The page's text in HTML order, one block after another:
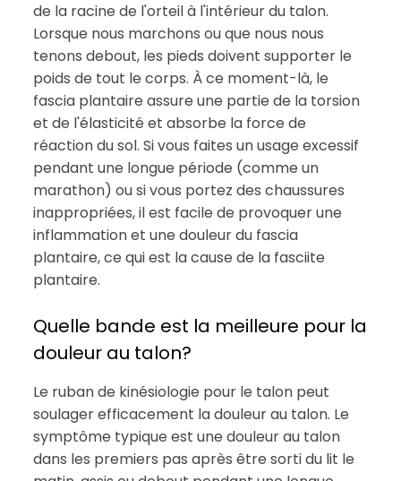
de la racine de l'orteil à l'intérieur du talon.
Lorsque nous marchons ou que nous nous
tenons debout, les pieds doivent supporter le
poids de tout le corps. À ce moment-là, le
fascia plantaire assure une partie de la torsion
et de l'élasticité et absorbe la force de
réaction du sol. Si vous faites un usage excessif
pendant une longue période (comme un
marathon) ou si vous portez des chaussures
inappropriées, il est facile de provoquer une
inflammation et une douleur du fascia
plantaire, ce qui est la cause de la fasciite
plantaire.
Quelle bande est la meilleure pour la
douleur au talon?
Le ruban de kinésiologie pour le talon peut
soulager efficacement la douleur au talon. Le
symptôme typique est une douleur au talon
dans les premiers pas après être sorti du lit le